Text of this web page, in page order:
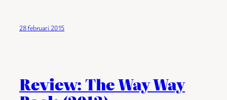
28 februari 2015
Review: The Way Way